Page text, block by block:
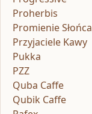
Proherbis
Promienie Słońca
Przyjaciele Kawy
Pukka
PZZ
Quba Caffe
Qubik Caffe